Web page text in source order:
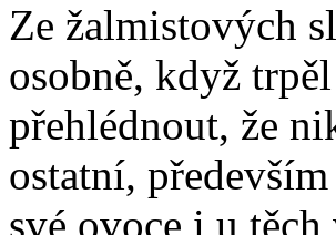
Ze žalmistových
osobně, když
přehlédnout, že
ostatní,
své ovoce i u